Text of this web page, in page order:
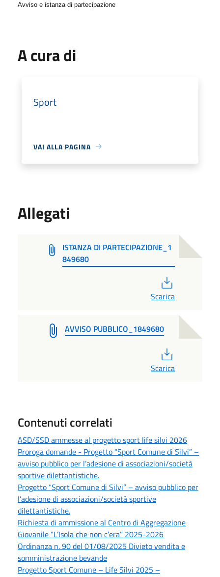
Avviso e istanza di partecipazione
A cura di
Sport
VAI ALLA PAGINA
Allegati
ISTANZA DI PARTECIPAZIONE_1
849680
Scarica
AVVISO PUBBLICO_1849680
Scarica
Contenuti correlati
ASD/SSD ammesse al progetto sport life silvi 2026
Proroga domande - Progetto “Sport Comune di Silvi” –
avviso pubblico per l’adesione di associazioni/società
sportive dilettantistiche.
Progetto “Sport Comune di Silvi” – avviso pubblico per
l’adesione di associazioni/società sportive
dilettantistiche.
Richiesta di ammissione al Centro di Aggregazione
Giovanile “L’Isola che non c’era” 2025-2026
Ordinanza n. 90 del 01/08/2025 Divieto vendita e
somministrazione bevande
Progetto Sport Comune – Life Silvi 2025 –